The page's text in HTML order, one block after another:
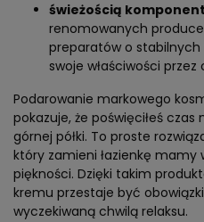
świeżością
renomowanych
preparatów o
swoje właściwości
Podarowanie markowego
pokazuje, że poświęciłeś czas
górnej półki. To proste
który zamieni łazienkę mamy
piękności. Dzięki takim
kremu przestaje być
wyczekiwaną chwilą relaksu.